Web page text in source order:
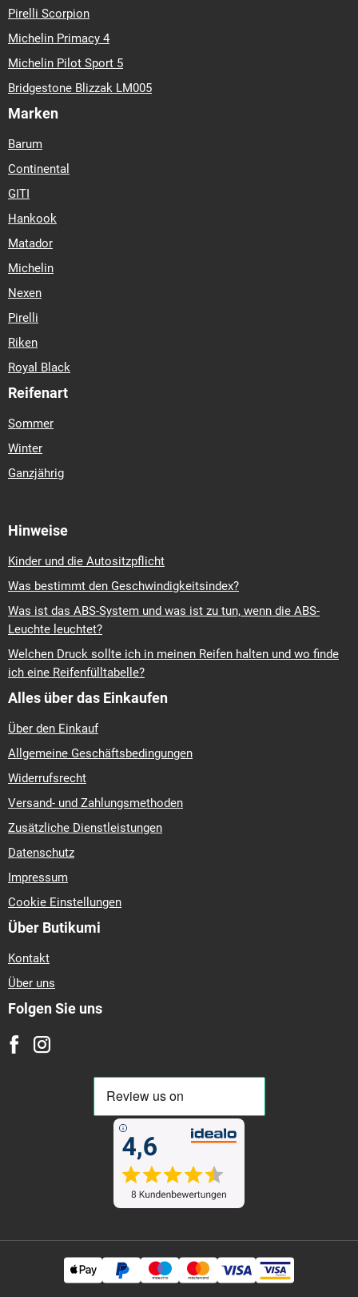
Pirelli Scorpion
Michelin Primacy 4
Michelin Pilot Sport 5
Bridgestone Blizzak LM005
Marken
Barum
Continental
GITI
Hankook
Matador
Michelin
Nexen
Pirelli
Riken
Royal Black
Reifenart
Sommer
Winter
Ganzjährig
Hinweise
Kinder und die Autositzpflicht
Was bestimmt den Geschwindigkeitsindex?
Was ist das ABS-System und was ist zu tun, wenn die ABS-
Leuchte leuchtet?
Welchen Druck sollte ich in meinen Reifen halten und wo finde
ich eine Reifenfülltabelle?
Alles über das Einkaufen
Über den Einkauf
Allgemeine Geschäftsbedingungen
Widerrufsrecht
Versand- und Zahlungsmethoden
Zusätzliche Dienstleistungen
Datenschutz
Impressum
Cookie Einstellungen
Über Butikumi
Kontakt
Über uns
Folgen Sie uns